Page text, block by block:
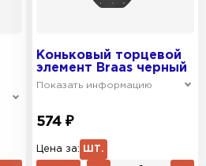
Коньковый торцевой
элемент Braas черный
Показать информацию
574 ₽
Цена за: ШТ.